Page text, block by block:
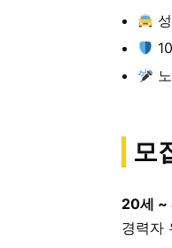
모
20세 ~
경력자